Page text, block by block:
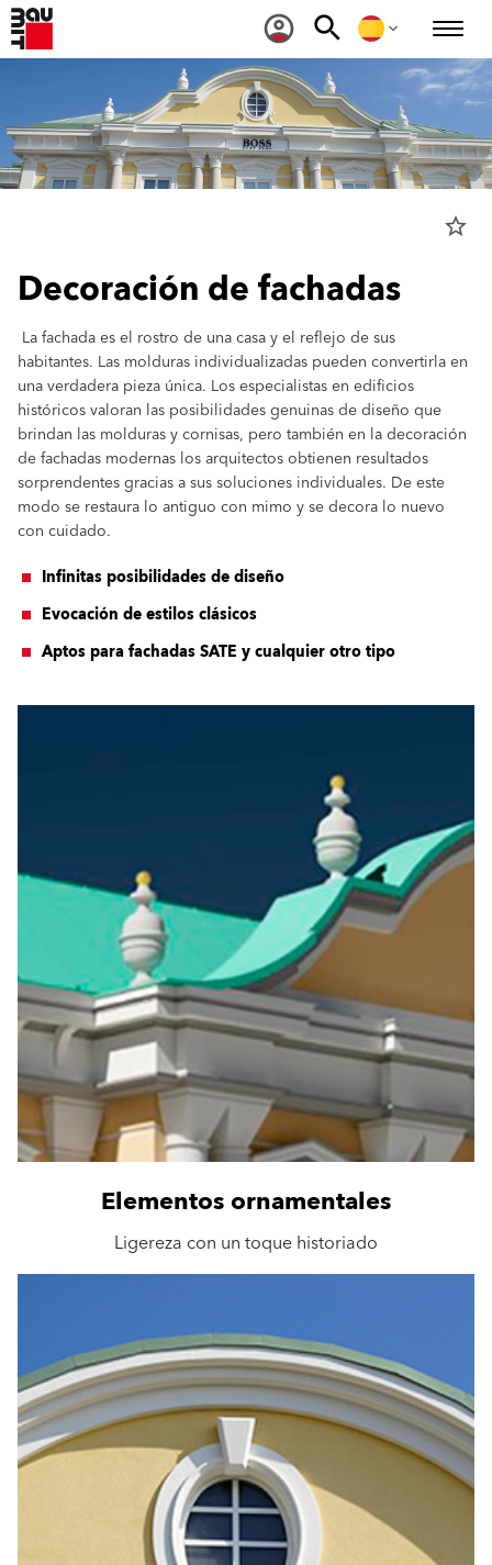
star_border
Decoración de fachadas
La fachada es el rostro de una casa y el reflejo de sus
habitantes. Las molduras individualizadas pueden convertirla en
una verdadera pieza única. Los especialistas en edificios
históricos valoran las posibilidades genuinas de diseño que
brindan las molduras y cornisas, pero también en la decoración
de fachadas modernas los arquitectos obtienen resultados
sorprendentes gracias a sus soluciones individuales. De este
modo se restaura lo antiguo con mimo y se decora lo nuevo
con cuidado.
Infinitas posibilidades de diseño
Evocación de estilos clásicos
Aptos para fachadas SATE y cualquier otro tipo
Elementos ornamentales
Ligereza con un toque historiado